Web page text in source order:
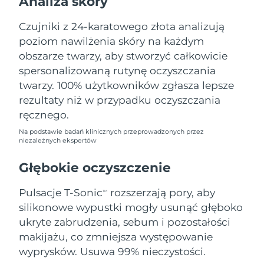
Czujniki z 24-karatowego złota analizują
poziom nawilżenia skóry na każdym
obszarze twarzy, aby stworzyć całkowicie
spersonalizowaną rutynę oczyszczania
twarzy. 100% użytkowników zgłasza lepsze
rezultaty niż w przypadku oczyszczania
ręcznego.
Na podstawie badań klinicznych przeprowadzonych przez
niezależnych ekspertów
Głębokie oczyszczenie
Pulsacje T-SonicTM
rozszerzają pory, aby
silikonowe wypustki mogły usunąć głęboko
ukryte zabrudzenia, sebum i pozostałości
makijażu, co zmniejsza występowanie
wyprysków. Usuwa 99% nieczystości.
Liban
Litwa
Oczekiwany czas dostawy
11/8/26
Luksemburg
Oczekiwany czas dostawy
11/8/26
SRA Makau (Chiny)
Malta
Meksyk
Oczekiwany czas dostawy
15/8/26
Monako
Oczekiwany czas dostawy